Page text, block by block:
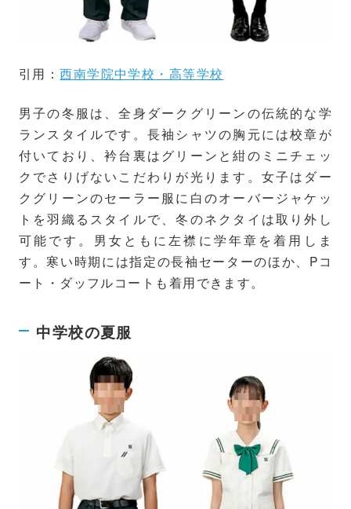
引用：西南学院中学校・高等学校
男子の冬服は、全身ダークグリーンの伝統的な学
ランスタイルです。長袖シャツの胸元には校章が
付いており、衿台裏はグリーンと紺のミニチェッ
クでさりげないこだわりが光ります。女子はダー
クグリーンのセーラー服に白のオーバージャケッ
トを羽織るスタイルで、冬のネクタイは取り外し
可能です。男女ともに左襟に学年章を着用しま
す。寒い時期には指定の長袖セーターのほか、Pコ
ート・ダッフルコートも着用できます。
中学校の夏服